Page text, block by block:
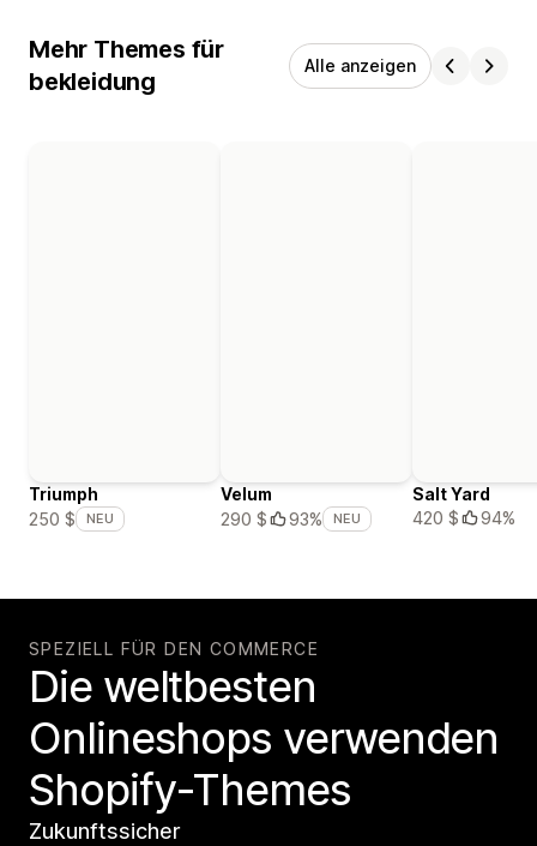
Mehr Themes für
bekleidung
Alle anzeigen
Triumph
250 $
NEU
Velum
290 $
93% NEU
Salt Yard
420 $
94%
SPEZIELL FÜR DEN COMMERCE
Die weltbesten
Onlineshops verwenden
Shopify-Themes
Zukunftssicher